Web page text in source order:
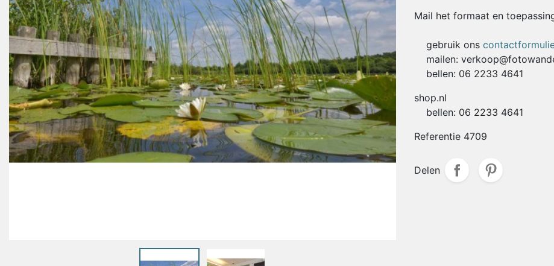
Mail het formaat en
gebruik ons
mailen:
bellen: 06 2233 4641
shop.nl
bellen: 06 2233 4641
Referentie 4709
Delen